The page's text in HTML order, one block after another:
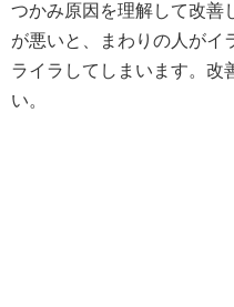
つかみ原因を理解して改善
が悪いと、まわりの人がイ
ライラしてしまいます。改
い。